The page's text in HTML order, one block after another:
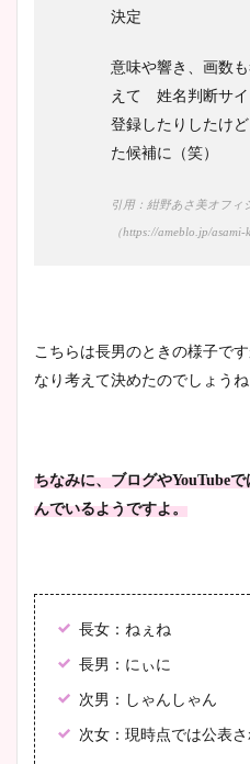
決定
意味や響き、画数
えて 姓名判断サ
登録したりしたけ
た候補に（笑）
引用：紺野あさ美オフィ
（https://ameblo.jp/asami-
こちらは長男のときの様子で
なり考えて決めたのでしょうね
ちなみに、ブログやYouTube
んでいるようですよ。
長女：ねぇね
長男：にぃに
次男：しゃんしゃん
次女：現時点では公表